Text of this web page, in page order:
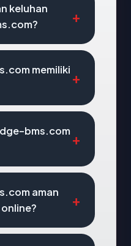
keluhan
memiliki
bms.com
aman